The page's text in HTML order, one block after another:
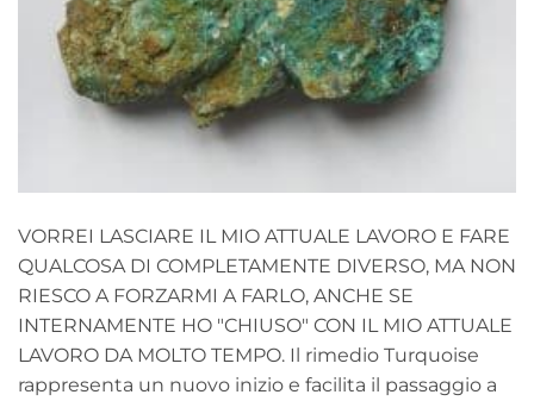
VORREI LASCIARE IL MIO ATTUALE LAVORO E FARE
QUALCOSA DI COMPLETAMENTE DIVERSO, MA NON
RIESCO A FORZARMI A FARLO, ANCHE SE
INTERNAMENTE HO "CHIUSO" CON IL MIO ATTUALE
LAVORO DA MOLTO TEMPO. Il rimedio Turquoise
rappresenta un nuovo inizio e facilita il passaggio a